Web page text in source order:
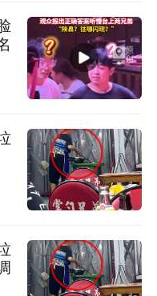
细解读《2026 年
工作方案》，医务
、药学部结合各自
理服务、院感防
实施细则、考核标